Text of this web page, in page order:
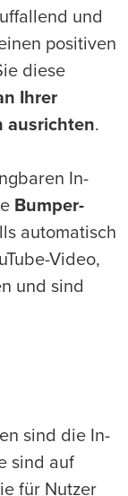
und
positiven
diese
Ihrer
ausrichten.
In-
Bumper-
automatisch
Video,
und sind
sind die In-
sind auf
für Nutzer